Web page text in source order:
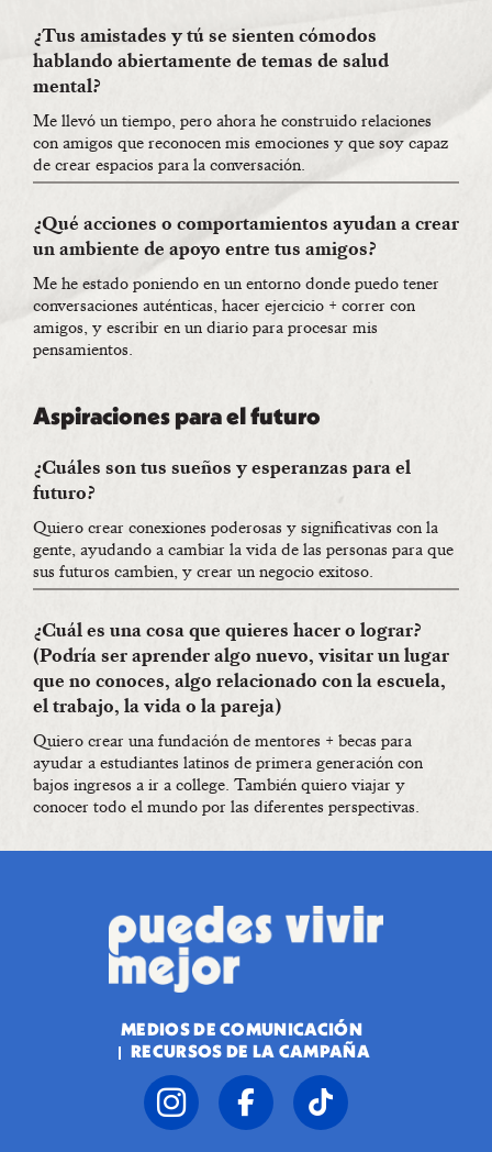
¿Tus amistades y tú se sienten cómodos
hablando abiertamente de temas de salud
mental?
Me llevó un tiempo, pero ahora he construido relaciones
con amigos que reconocen mis emociones y que soy capaz
de crear espacios para la conversación.
¿Qué acciones o comportamientos ayudan a crear
un ambiente de apoyo entre tus amigos?
Me he estado poniendo en un entorno donde puedo tener
conversaciones auténticas, hacer ejercicio + correr con
amigos, y escribir en un diario para procesar mis
pensamientos.
Aspiraciones para el futuro
¿Cuáles son tus sueños y esperanzas para el
futuro?
Quiero crear conexiones poderosas y significativas con la
gente, ayudando a cambiar la vida de las personas para que
sus futuros cambien, y crear un negocio exitoso.
¿Cuál es una cosa que quieres hacer o lograr?
(Podría ser aprender algo nuevo, visitar un lugar
que no conoces, algo relacionado con la escuela,
el trabajo, la vida o la pareja)
Quiero crear una fundación de mentores + becas para
ayudar a estudiantes latinos de primera generación con
bajos ingresos a ir a college. También quiero viajar y
conocer todo el mundo por las diferentes perspectivas.
MEDIOS DE COMUNICACIÓN
RECURSOS DE LA CAMPAÑA